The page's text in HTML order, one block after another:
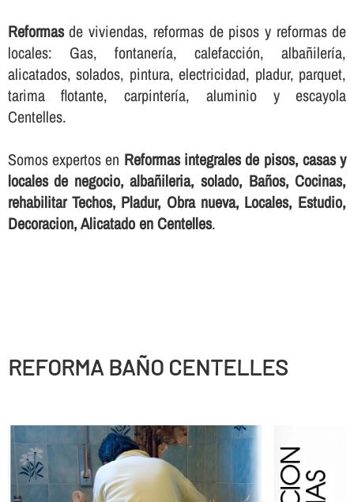
Reformasde viviendas, reformas de pisos y reformas de
locales: Gas, fontanerí­a, calefacción, albañilerí­a,
alicatados, solados, pintura, electricidad, pladur, parquet,
tarima flotante, carpinterí­a, aluminio y escayola
Centelles.
Somos expertos en Reformas integrales de pisos, casas y
locales de negocio, albañileria, solado, Baños, Cocinas,
rehabilitar Techos, Pladur, Obra nueva, Locales, Estudio,
Decoracion, Alicatado en Centelles.
REFORMA BAÑO CENTELLES